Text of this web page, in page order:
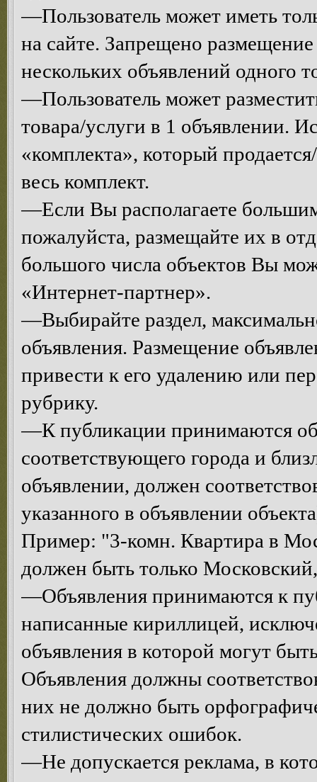
—Пользователь может иметь
на сайте. Запрещено
нескольких объявлений одного
—Пользователь может
товара/услуги в 1 объявлении.
«комплекта», который
весь комплект.
—Если Вы располагаете
пожалуйста, размещайте их в
большого числа объектов Вы
«Интернет-партнер».
—Выбирайте раздел,
объявления. Размещение
привести к его удалению или
рубрику.
—К публикации принимаются
соответствующего города и
объявлении, должен
указанного в объявлении
Пример: "3-комн. Квартира в
должен быть только
—Объявления принимаются к
написанные кириллицей,
объявления в которой могут
Объявления должны
них не должно быть
стилистических ошибок.
—Не допускается реклама, в